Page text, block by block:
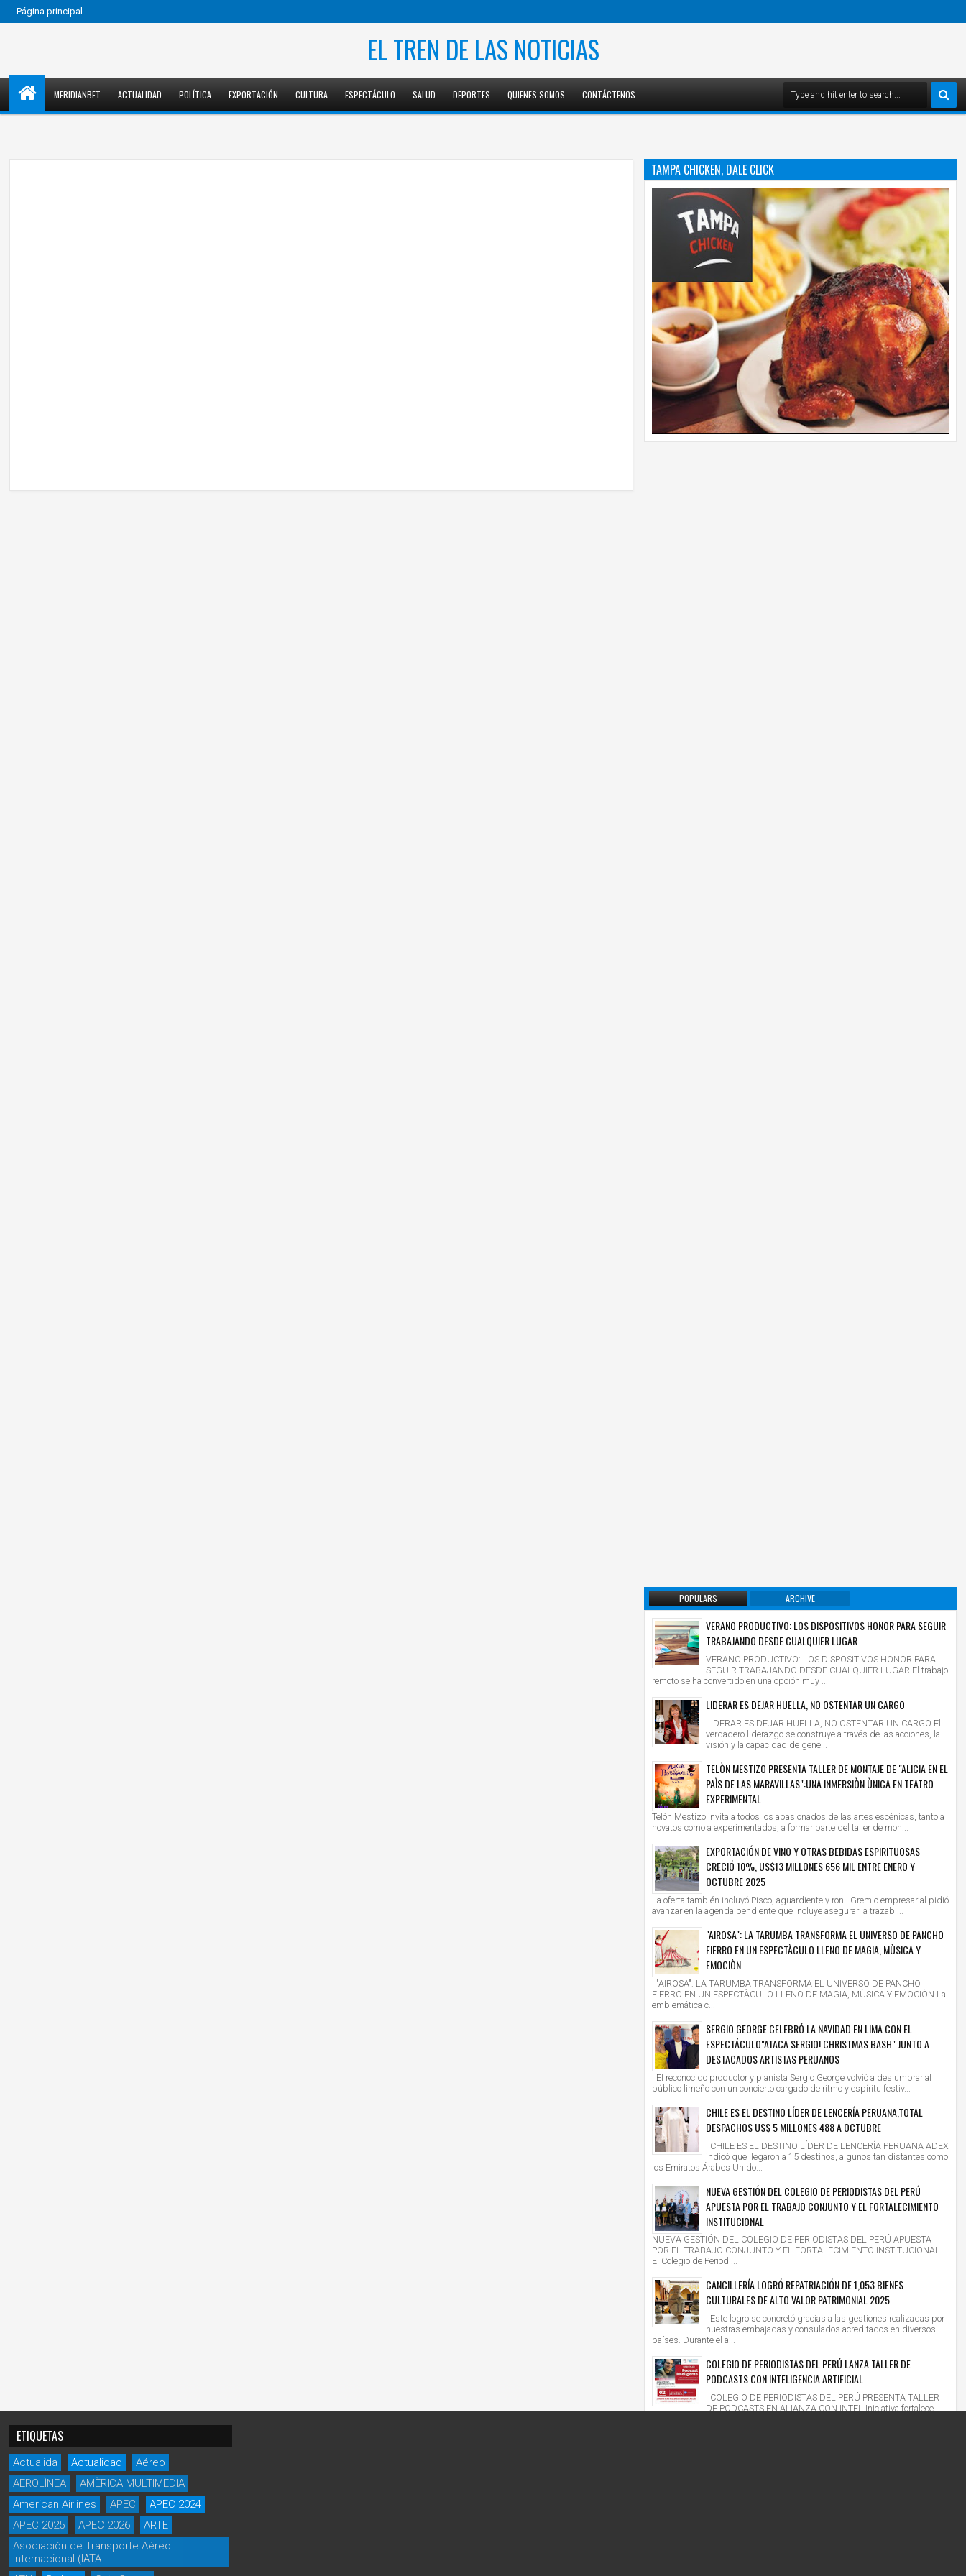
Página principal
EL TREN DE LAS NOTICIAS
MERIDIANBET ACTUALIDAD POLÍTICA EXPORTACIÓN CULTURA ESPECTÁCULO SALUD DEPORTES QUIENES SOMOS CONTÁCTENOS
TAMPA CHICKEN, DALE CLICK
POPULARS ARCHIVE
VERANO PRODUCTIVO: LOS DISPOSITIVOS HONOR PARA SEGUIR
TRABAJANDO DESDE CUALQUIER LUGAR
VERANO PRODUCTIVO: LOS DISPOSITIVOS HONOR PARA
SEGUIR TRABAJANDO DESDE CUALQUIER LUGAR El trabajo
remoto se ha convertido en una opción muy ...
LIDERAR ES DEJAR HUELLA, NO OSTENTAR UN CARGO
LIDERAR ES DEJAR HUELLA, NO OSTENTAR UN CARGO El
verdadero liderazgo se construye a través de las acciones, la
visión y la capacidad de gene...
TELÒN MESTIZO PRESENTA TALLER DE MONTAJE DE "ALICIA EN EL
PAÌS DE LAS MARAVILLAS":UNA INMERSIÒN ÙNICA EN TEATRO
EXPERIMENTAL
Telón Mestizo invita a todos los apasionados de las artes escénicas, tanto a
novatos como a experimentados, a formar parte del taller de mon...
EXPORTACIÓN DE VINO Y OTRAS BEBIDAS ESPIRITUOSAS
CRECIÓ 10%, US$13 MILLONES 656 MIL ENTRE ENERO Y
OCTUBRE 2025
La oferta también incluyó Pisco, aguardiente y ron. Gremio empresarial pidió
avanzar en la agenda pendiente que incluye asegurar la trazabi...
"AIROSA": LA TARUMBA TRANSFORMA EL UNIVERSO DE PANCHO
FIERRO EN UN ESPECTÀCULO LLENO DE MAGIA, MÙSICA Y
EMOCIÒN
"AIROSA": LA TARUMBA TRANSFORMA EL UNIVERSO DE PANCHO
FIERRO EN UN ESPECTÀCULO LLENO DE MAGIA, MÙSICA Y EMOCIÒN La
emblemática c...
SERGIO GEORGE CELEBRÓ LA NAVIDAD EN LIMA CON EL
ESPECTÁCULO"ATACA SERGIO! CHRISTMAS BASH" JUNTO A
DESTACADOS ARTISTAS PERUANOS
El reconocido productor y pianista Sergio George volvió a deslumbrar al
público limeño con un concierto cargado de ritmo y espíritu festiv...
CHILE ES EL DESTINO LÍDER DE LENCERÍA PERUANA,TOTAL
DESPACHOS US$ 5 MILLONES 488 A OCTUBRE
CHILE ES EL DESTINO LÍDER DE LENCERÍA PERUANA ADEX
indicó que llegaron a 15 destinos, algunos tan distantes como
los Emiratos Árabes Unido...
NUEVA GESTIÓN DEL COLEGIO DE PERIODISTAS DEL PERÚ
APUESTA POR EL TRABAJO CONJUNTO Y EL FORTALECIMIENTO
INSTITUCIONAL
NUEVA GESTIÓN DEL COLEGIO DE PERIODISTAS DEL PERÚ APUESTA
POR EL TRABAJO CONJUNTO Y EL FORTALECIMIENTO INSTITUCIONAL
El Colegio de Periodi...
CANCILLERÍA LOGRÓ REPATRIACIÓN DE 1,053 BIENES
CULTURALES DE ALTO VALOR PATRIMONIAL 2025
Este logro se concretó gracias a las gestiones realizadas por
nuestras embajadas y consulados acreditados en diversos
países. Durante el a...
COLEGIO DE PERIODISTAS DEL PERÚ LANZA TALLER DE
PODCASTS CON INTELIGENCIA ARTIFICIAL
COLEGIO DE PERIODISTAS DEL PERÚ PRESENTA TALLER
DE PODCASTS EN ALIANZA CON INTEL Iniciativa fortalece
ETIQUETAS
Actualida Actualidad
Aéreo
AEROLÌNEA
AMÈRICA MULTIMEDIA
American Airlines
APEC
APEC 2024
APEC 2025
APEC 2026
ARTE
Asociación de Transporte Aéreo
Internacional (IATA